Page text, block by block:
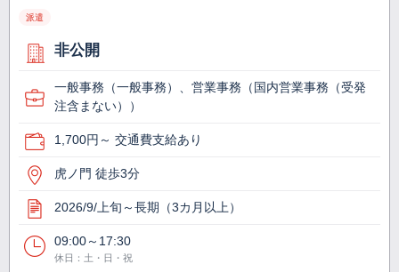
派遣
非公開
一般事務（一般事務）、営業事務（国内営業事務（受発
注含まない））
1,700円～ 交通費支給あり
虎ノ門 徒歩3分
2026/9/上旬～長期（3カ月以上）
09:00～17:30
休日：土・日・祝